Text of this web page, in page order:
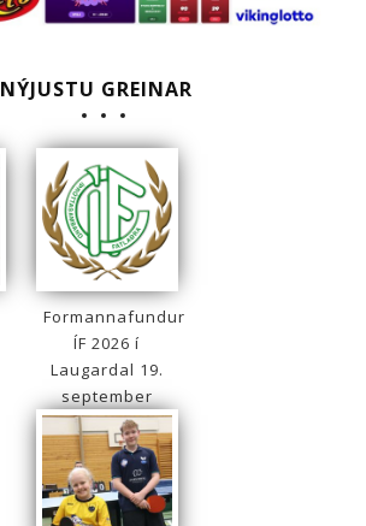
NÝJUSTU GREINAR
Formannafundur
ÍF 2026 í
Laugardal 19.
september